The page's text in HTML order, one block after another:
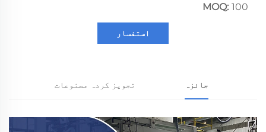
MOQ: 100
استفسار
جائزہ تجویز کردہ مصنوعات